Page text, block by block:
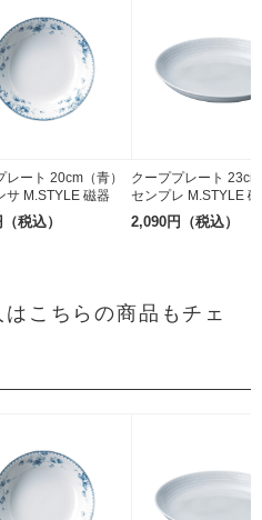
レート 20cm（青）
サ M.STYLE 磁器
税込）
クーププレート
センプレ M.STYLE
2,090円（税込）
こちらの商品もチェ